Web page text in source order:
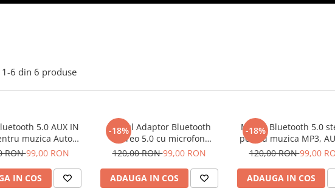
1-6 din 6 produse
5.0 AUX IN
muzica Auto
Negru, Plug and
RON99,00 RON
IN COS
-18%
Modul Adaptor Bluetooth
stereo 5.0 cu microfon
Handsfree pentru muzica
Focus Mondeo C-Max Fiesta
Fusion Gala-xy Transit 12 V DC
120,00 RON99,00 RON
ADAUGA IN COS
-18%
Modul Bluetooth 5.0
pentru muzica MP3,
Ford Focus Mondeo C-
12 V DC Negru 12
120,00 RON99,00
ADAUGA IN COS